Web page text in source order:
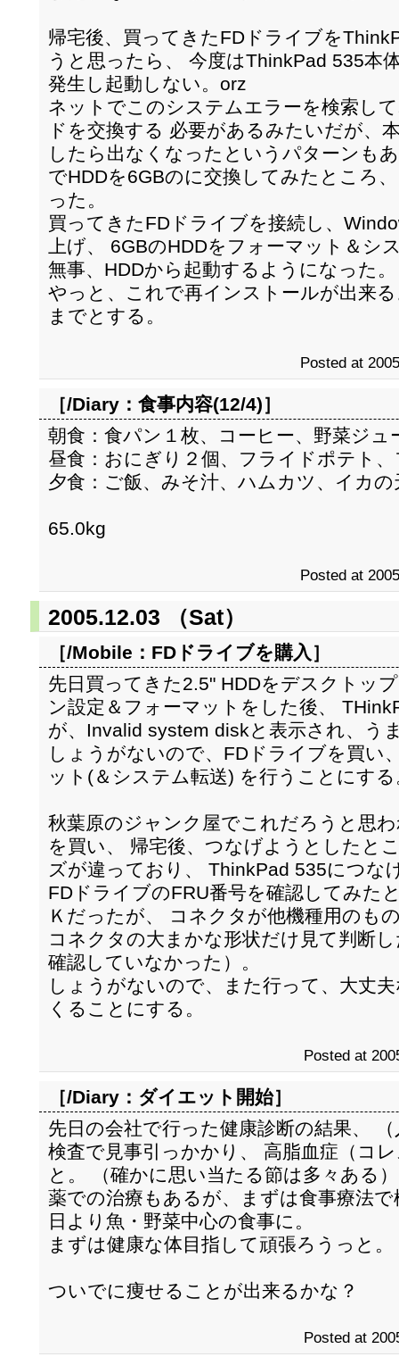
帰宅後、買ってきたFDドライブを
うと思ったら、 今度はThinkPad 535本
発生し起動しない。orz
ネットでこのシステムエラーを検索し
ドを交換する 必要があるみたいだが、
したら出なくなったというパターンも
でHDDを6GBのに交換してみたところ
った。
買ってきたFDドライブを接続し、
上げ、 6GBのHDDをフォーマット＆シ
無事、HDDから起動するようになった。
やっと、これで再インストールが出来
までとする。
Posted at
［/Diary： 食事内容(12/4)］
朝食：食パン１枚、コーヒー、野菜ジュ
昼食：おにぎり２個、フライドポテト
夕食：ご飯、みそ汁、ハムカツ、イカ
65.0kg
Posted at
2005.12.03 （Sat）
［/Mobile： FDドライブを購入 ］
先日買ってきた2.5" HDDをデスクトッ
ン設定＆フォーマットをした後、
が、Invalid system diskと表示され、う
しょうがないので、FDドライブを買い
ット(＆システム転送) を行うことにする
秋葉原のジャンク屋でこれだろうと思
を買い、 帰宅後、つなげようとしたと
ズが違っており、 ThinkPad 535につな
FDドライブのFRU番号を確認してみた
Ｋだったが、 コネクタが他機種用のも
コネクタの大まかな形状だけ見て判断
確認していなかった）。
しょうがないので、また行って、大丈
くることにする。
Posted at
［/Diary： ダイエット開始］
先日の会社で行った健康診断の結果、
検査で見事引っかかり、 高脂血症（コ
と。 （確かに思い当たる節は多々ある）
薬での治療もあるが、まずは食事療法
日より魚・野菜中心の食事に。
まずは健康な体目指して頑張ろうっと。
ついでに痩せることが出来るかな？
Posted at